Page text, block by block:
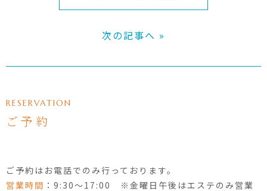
次の記事へ »
RESERVATION
ご予約
ご予約はお電話でのみ行っております。
営業時間 ：9:30〜17:00 ※金曜日午後はエステのみ営業